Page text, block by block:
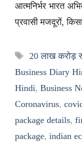
आत्मनिर्भर भारत
प्रवासी मजदूरों,
Tags
20 लाख करोड़
Business Diary
Hindi, Business
Coronavirus,
package details,
package, indian